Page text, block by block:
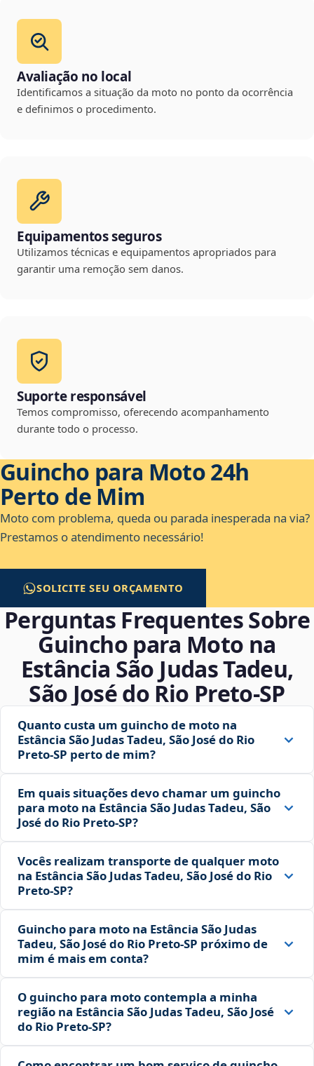
Avaliação no local
Identificamos a situação da moto no ponto da ocorrência
e definimos o procedimento.
Equipamentos seguros
Utilizamos técnicas e equipamentos apropriados para
garantir uma remoção sem danos.
Suporte responsável
Temos compromisso, oferecendo acompanhamento
durante todo o processo.
Guincho para Moto 24h
Perto de Mim
Moto com problema, queda ou parada inesperada na via?
Prestamos o atendimento necessário!
SOLICITE SEU ORÇAMENTO
Perguntas Frequentes Sobre
Guincho para Moto na
Estância São Judas Tadeu,
São José do Rio Preto‑SP
Quanto custa um guincho de moto na
Estância São Judas Tadeu, São José do Rio
Preto‑SP perto de mim?
Em quais situações devo chamar um guincho
para moto na Estância São Judas Tadeu, São
José do Rio Preto‑SP?
Vocês realizam transporte de qualquer moto
na Estância São Judas Tadeu, São José do Rio
Preto‑SP?
Guincho para moto na Estância São Judas
Tadeu, São José do Rio Preto‑SP próximo de
mim é mais em conta?
O guincho para moto contempla a minha
região na Estância São Judas Tadeu, São José
do Rio Preto‑SP?